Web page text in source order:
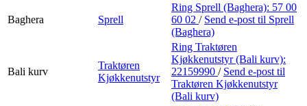
Baghera Sprell
Ring Sprell (Baghera): 57 00
60 02 / Send e-post til Sprell
(Baghera)
Bali kurv
Traktøren
Kjøkkenutstyr
Ring Traktøren
Kjøkkenutstyr (Bali kurv):
22159990 / Send e-post til
Traktøren Kjøkkenutstyr
(Bali kurv)